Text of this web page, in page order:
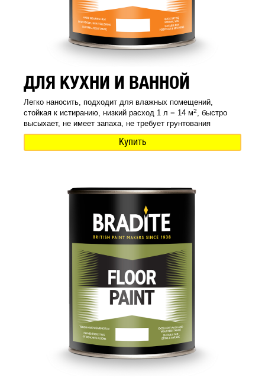
ДЛЯ КУХНИ И ВАННОЙ
Легко наносить, подходит для влажных помещений,
стойкая к истиранию, низкий расход 1 л = 14 м2, быстро
высыхает, не имеет запаха, не требует грунтования
Купить